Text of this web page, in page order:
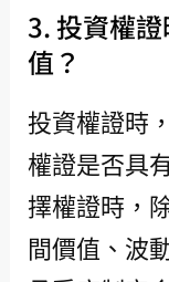
3. 投資權
值？
投資權證時
權證是否具
擇權證時，
間價值、波